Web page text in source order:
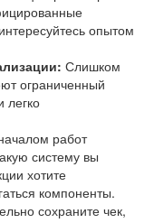
опытом
Слишком
ограниченный
легко
работ
систему вы
хотите
компоненты.
сохраните чек,